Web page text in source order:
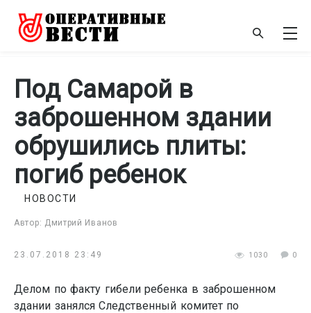
Под Самарой в
заброшенном здании
обрушились плиты:
погиб ребенок
Автор: Дмитрий Иванов
НОВОСТИ
23.07.2018 23:49 1030 0
Делом по факту гибели ребенка в заброшенном
здании занялся Следственный комитет по